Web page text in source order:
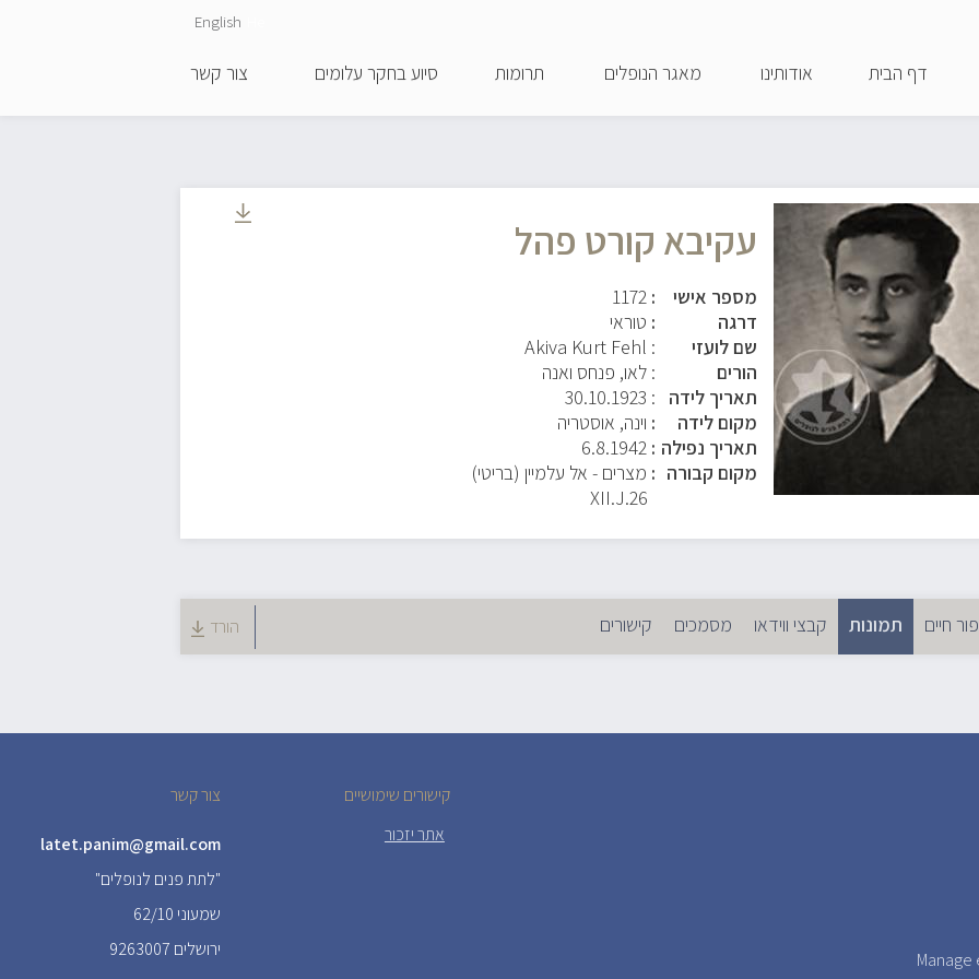
העיקרי
דף הבית אודותינו מאגר הנופלים תרומות סיוע בחקר עלומים צור קשר
English
עקיבא קורט פהל
מספר אישי
1172
דרגה
טוראי
שם לועזי
: Akiva Kurt Fehl
הורים
: לאו, פנחס ואנה
תאריך לידה
:
30.10.1923
מקום לידה
וינה, אוסטריה
תאריך נפילה
6.8.1942
מקום קבורה
מצרים - אל עלמיין (בריטי)
XII.J.26
חיים תמונות (לשונית פעילה)
קבצי ווידאו מסמכים קישורים הורד
צור קשר
latet.panim@gmail.com
"לתת פנים לנופלים"
שמעוני 62/10
ירושלים 9263007
קישורים שימושיים
אתר יזכור
Manage